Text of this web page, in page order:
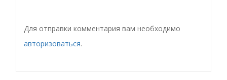
Для отправки комментария вам необходимо
авторизоваться.